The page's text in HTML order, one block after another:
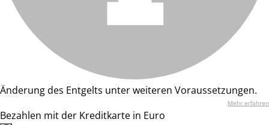
Änderung des Entgelts unter weiteren Voraussetzungen.
Mehr erfahren
Bezahlen mit der Kreditkarte in Euro